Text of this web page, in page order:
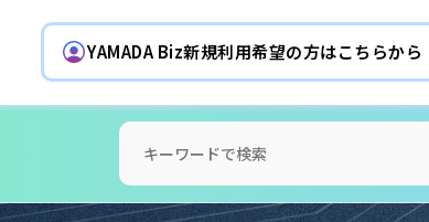
YAMADA Biz新規利用希望の方はこちらから